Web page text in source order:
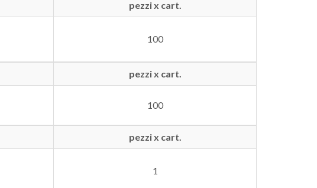
pezzi x cart.
100
pezzi x cart.
100
pezzi x cart.
1